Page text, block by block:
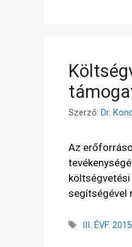
Szerző: Dr.
Az
költségvetési
segítségével
III. ÉVF.